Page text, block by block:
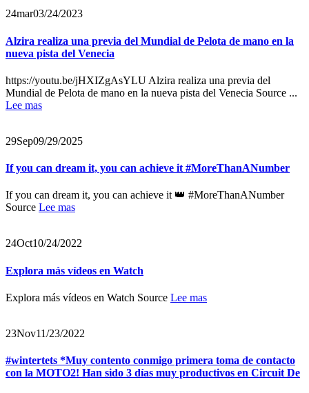
24mar03/24/2023
Alzira realiza una previa del Mundial de Pelota de mano en la
nueva pista del Venecia
https://youtu.be/jHXIZgAsYLU Alzira realiza una previa del
Mundial de Pelota de mano en la nueva pista del Venecia Source ...
Lee mas
29Sep09/29/2025
If you can dream it, you can achieve it #MoreThanANumber
If you can dream it, you can achieve it 👑 #MoreThanANumber
Source Lee mas
24Oct10/24/2022
Explora más vídeos en Watch
Explora más vídeos en Watch Source Lee mas
23Nov11/23/2022
#wintertets *Muy contento conmigo primera toma de contacto
con la MOTO2! Han sido 3 días muy productivos en Circuit De